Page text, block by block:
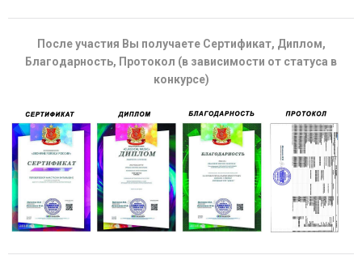
После участия Вы получаете Сертификат, Диплом,
Благодарность, Протокол (в зависимости от статуса в
конкурсе)